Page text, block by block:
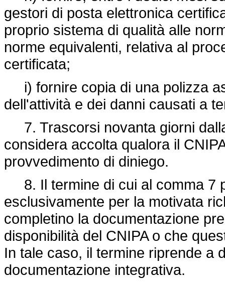
gestori di posta elettronica
proprio sistema di qualità alle
norme equivalenti, relativa al
certificata;
i) fornire copia di una polizza
dell'attività e dei danni causati a
7. Trascorsi novanta giorni
considera accolta qualora il
provvedimento di diniego.
8. Il termine di cui al comma 7
esclusivamente per la motivata
completino la documentazione
disponibilità del CNIPA o che
In tale caso, il termine riprende a
documentazione integrativa.